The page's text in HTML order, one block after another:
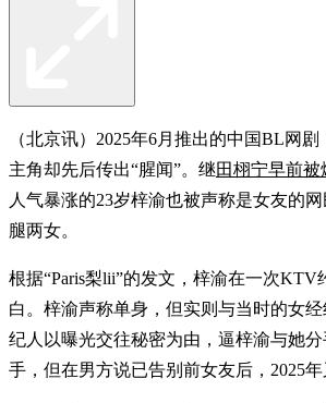
（北京讯）2025年6月推出的中国BL网
主角却先后传出“腥闻”。继田栩宁早前被
人气暴涨的23岁梓渝也被声称是女友的网
腿两女。
根据“Paris梨lii”的发文，梓渝在一次KTV
白。梓渝声称单身，但实则与当时的女
纪人以曝光交往秘密为由，逼梓渝与她
手，但在男方说已告别前女友后，2025年